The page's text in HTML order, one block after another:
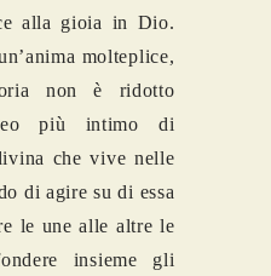
alla gioia in Dio.
molteplice,
non è ridotto
più intimo di
che vive nelle
di agire su di essa
le une alle altre le
insieme gli